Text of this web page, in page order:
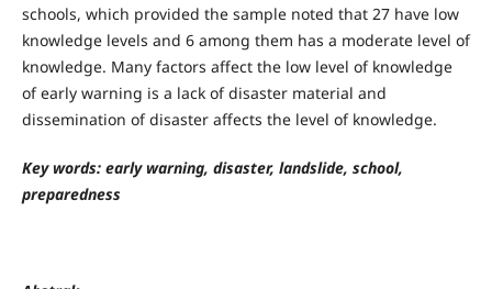
schools, which provided the sample noted that 27 have low
knowledge levels and 6 among them has a moderate level of
knowledge. Many factors affect the low level of knowledge
of early warning is a lack of disaster material and
dissemination of disaster affects the level of knowledge.
Key words: early warning, disaster, landslide, school,
preparedness